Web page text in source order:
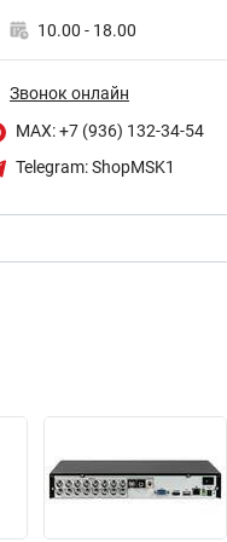
10.00 - 18.00
Звонок онлайн
MAX: +7 (936) 132-34-54
Telegram: ShopMSK1